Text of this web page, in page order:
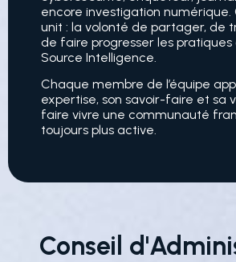
encore investigation numérique.
unit : la volonté de partager, de
de faire progresser les pratiques
Source Intelligence.
Chaque membre de l’équipe
expertise, son savoir-faire et sa
faire vivre une communauté
toujours plus active.
Conseil